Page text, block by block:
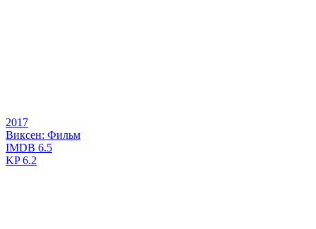
2017
Виксен: Фильм
IMDB 6.5
KP6.2